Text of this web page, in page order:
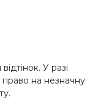
У разі
на незначну